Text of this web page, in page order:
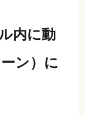
内に動
ン）に